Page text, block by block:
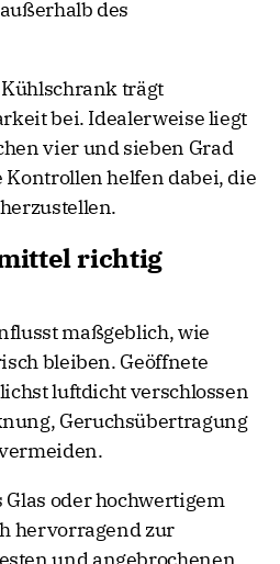
des
trägt
bei. Idealerweise liegt
vier und sieben Grad
Kontrollen helfen dabei, die
richtig
maßgeblich, wie
bleiben. Geöffnete
luftdicht verschlossen
Geruchsübertragung
oder hochwertigem
hervorragend zur